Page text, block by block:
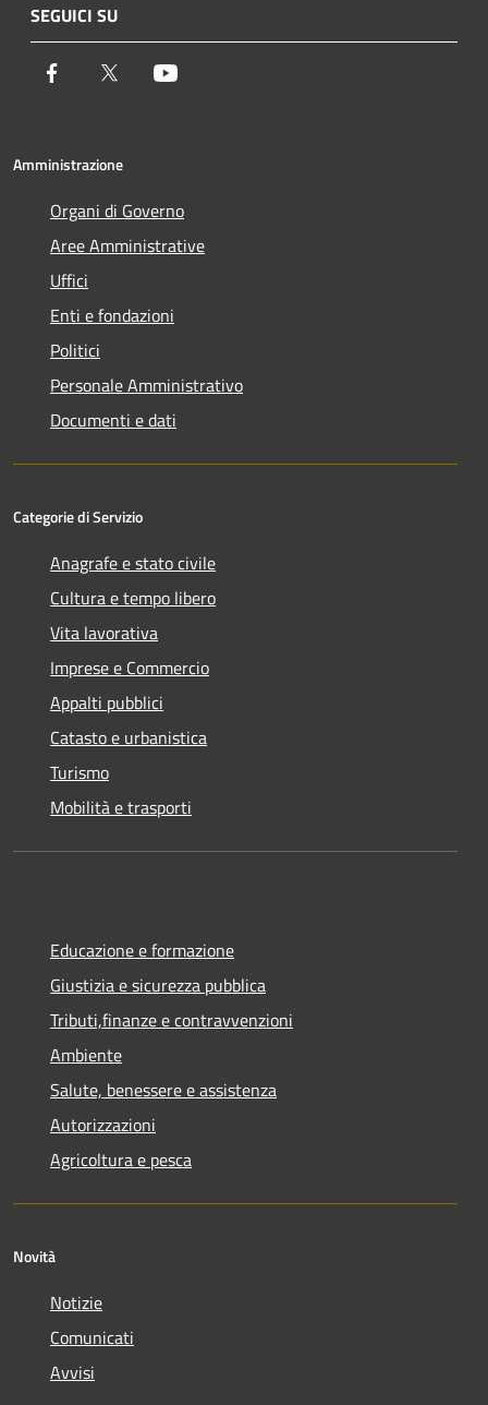
SEGUICI SU
Facebook Twitter
Amministrazione
Organi di Governo
Aree Amministrative
Uffici
Enti e fondazioni
Politici
Personale Amministrativo
Documenti e dati
Categorie di Servizio
Anagrafe e stato civile
Cultura e tempo libero
Vita lavorativa
Imprese e Commercio
Appalti pubblici
Catasto e urbanistica
Turismo
Mobilità e trasporti
Educazione e formazione
Giustizia e sicurezza pubblica
Tributi,finanze e contravvenzioni
Ambiente
Salute, benessere e assistenza
Autorizzazioni
Agricoltura e pesca
Novità
Notizie
Comunicati
Avvisi